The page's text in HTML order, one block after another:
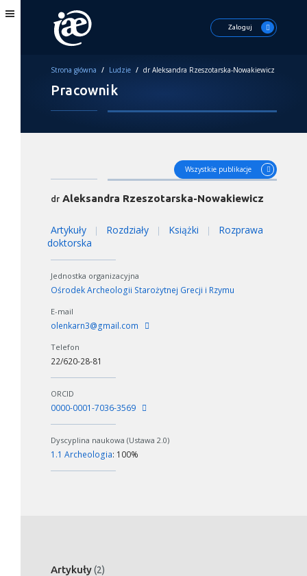
Zaloguj
Strona główna / Ludzie / dr Aleksandra Rzeszotarska-Nowakiewicz
Pracownik
Wszystkie publikacje
dr Aleksandra Rzeszotarska-Nowakiewicz
Artykuły | Rozdziały | Książki |
Rozprawa
doktorska
Jednostka organizacyjna
Ośrodek Archeologii Starożytnej Grecji i Rzymu
E-mail
olenkarn3@gmail.com
Telefon
22/620-28-81
ORCID
0000-0001-7036-3569
Dyscyplina naukowa (Ustawa 2.0)
1.1 Archeologia: 100%
Artykuły(2)